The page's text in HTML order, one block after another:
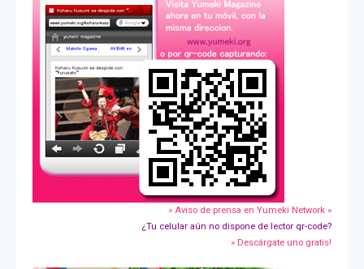
» Aviso de prensa en Yumeki Network »
¿Tu celular aún no dispone de lector qr-code?
» Descárgate uno gratis!